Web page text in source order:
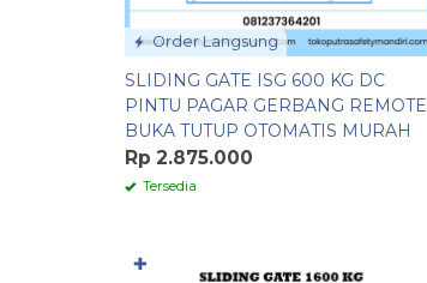
Order Langsung
SLIDING GATE ISG 600 KG DC
PINTU PAGAR GERBANG REMOTE
BUKA TUTUP OTOMATIS MURAH
Rp 2.875.000
Tersedia
✚